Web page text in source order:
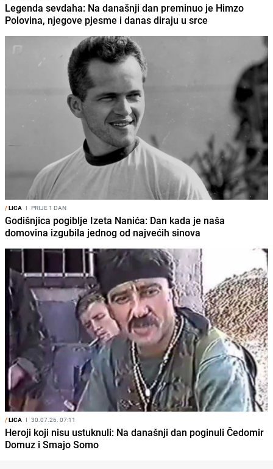
Legenda sevdaha: Na današnji dan preminuo je Himzo
Polovina, njegove pjesme i danas diraju u srce
/LICA I PRIJE 1 DAN
Godišnjica pogiblje Izeta Nanića: Dan kada je naša
domovina izgubila jednog od najvećih sinova
/LICA I 30.07.26. 07:11
Heroji koji nisu ustuknuli: Na današnji dan poginuli Čedomir
Domuz i Smajo Somo